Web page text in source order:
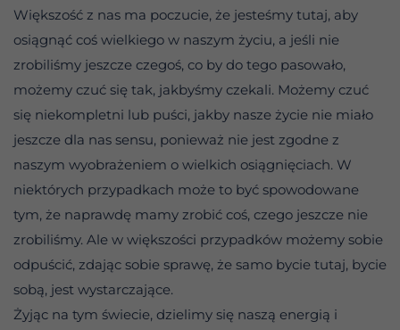
Większość z nas ma poczucie, że jesteśmy tutaj, aby
osiągnąć coś wielkiego w naszym życiu, a jeśli nie
zrobiliśmy jeszcze czegoś, co by do tego pasowało,
możemy czuć się tak, jakbyśmy czekali. Możemy czuć
się niekompletni lub puści, jakby nasze życie nie miało
jeszcze dla nas sensu, ponieważ nie jest zgodne z
naszym wyobrażeniem o wielkich osiągnięciach. W
niektórych przypadkach może to być spowodowane
tym, że naprawdę mamy zrobić coś, czego jeszcze nie
zrobiliśmy. Ale w większości przypadków możemy sobie
odpuścić, zdając sobie sprawę, że samo bycie tutaj, bycie
sobą, jest wystarczające.
Żyjąc na tym świecie, dzielimy się naszą energią i